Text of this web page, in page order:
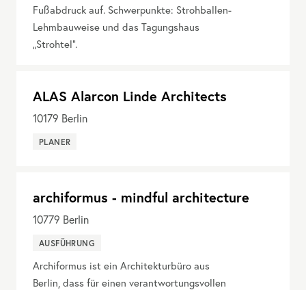
Fußabdruck auf. Schwerpunkte: Strohballen-
Lehmbauweise und das Tagungshaus
„Strohtel“.
ALAS Alarcon Linde Architects
10179 Berlin
PLANER
archiformus - mindful architecture
10779 Berlin
AUSFÜHRUNG
Archiformus ist ein Architekturbüro aus
Berlin, dass für einen verantwortungsvollen